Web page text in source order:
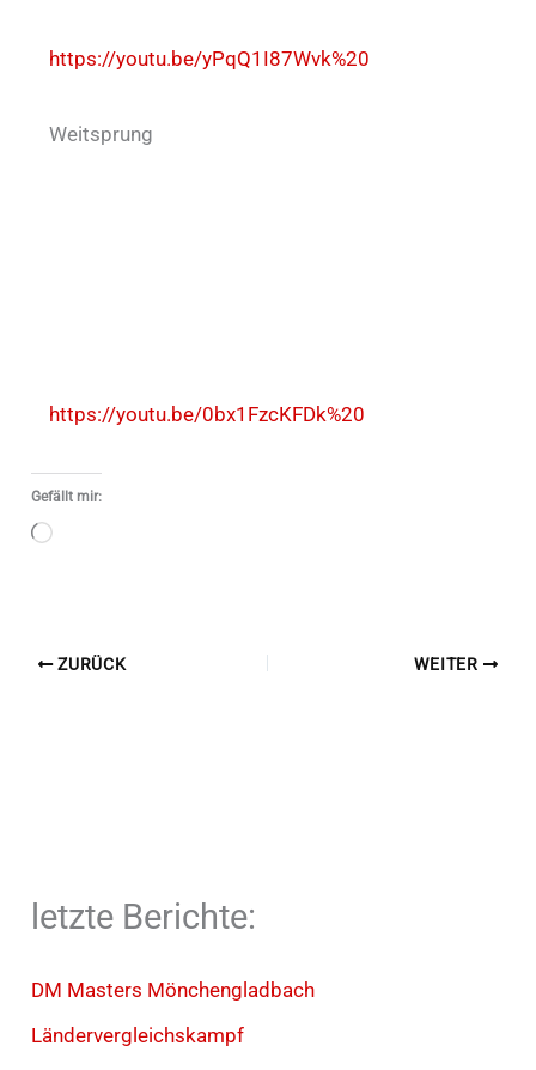
letzte Berichte:
DM Masters Mönchengladbach
Ländervergleichskampf
https://youtu.be/yPqQ1I87Wvk%20
Weitsprung
https://youtu.be/0bx1FzcKFDk%20
Gefällt mir:
Wird
ZURÜCK WEITER